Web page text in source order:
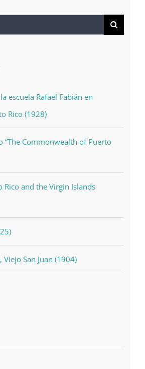
escuela Rafael Fabián en
Rico (1928)
“The Commonwealth of Puerto
Rico and the Virgin Islands
Viejo San Juan (1904)